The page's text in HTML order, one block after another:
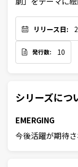
リリース日:
発行数: 10
シリーズにつ
EMERGING
今後活躍が期待